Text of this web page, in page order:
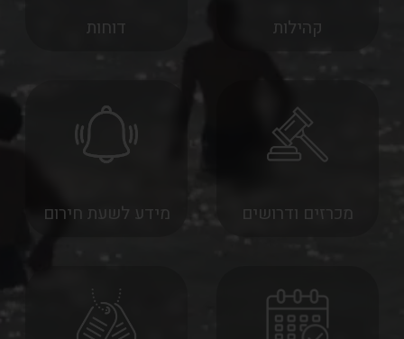
קהילות דוחות
מכרזים ודרושים מידע לשעת חירום